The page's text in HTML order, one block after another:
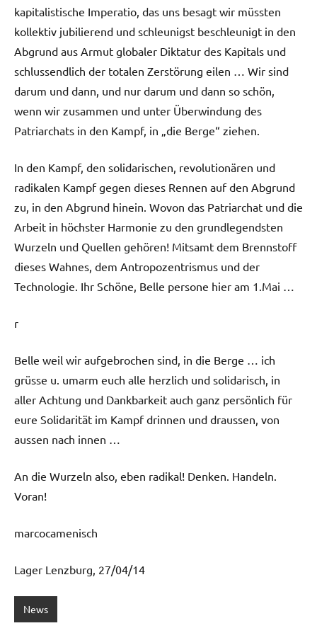
kapitalistische Imperatio, das uns besagt wir müssten
kollektiv jubilierend und schleunigst beschleunigt in den
Abgrund aus Armut globaler Diktatur des Kapitals und
schlussendlich der totalen Zerstörung eilen … Wir sind
darum und dann, und nur darum und dann so schön,
wenn wir zusammen und unter Überwindung des
Patriarchats in den Kampf, in „die Berge“ ziehen.
In den Kampf, den solidarischen, revolutionären und
radikalen Kampf gegen dieses Rennen auf den Abgrund
zu, in den Abgrund hinein. Wovon das Patriarchat und die
Arbeit in höchster Harmonie zu den grundlegendsten
Wurzeln und Quellen gehören! Mitsamt dem Brennstoff
dieses Wahnes, dem Antropozentrismus und der
Technologie. Ihr Schöne, Belle persone hier am 1.Mai …
r
Belle weil wir aufgebrochen sind, in die Berge … ich
grüsse u. umarm euch alle herzlich und solidarisch, in
aller Achtung und Dankbarkeit auch ganz persönlich für
eure Solidarität im Kampf drinnen und draussen, von
aussen nach innen …
An die Wurzeln also, eben radikal! Denken. Handeln.
Voran!
marcocamenisch
Lager Lenzburg, 27/04/14
News